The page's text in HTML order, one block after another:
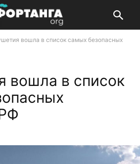
вошла в список самых безопасных
вошла в список